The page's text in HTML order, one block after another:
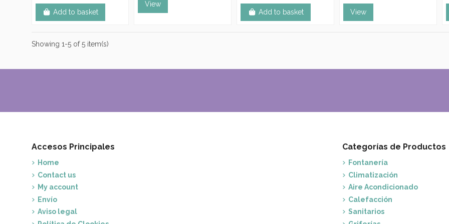
Add to basket
View
Add to basket View
Showing 1-5 of 5 item(s)
Accesos Principales
Home
Contact us
My account
Envío
Aviso legal
Categorías de Productos
Fontanería
Climatización
Aire Acondicionado
Calefacción
Sanitarios